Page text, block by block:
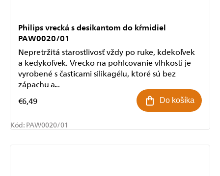
Philips vrecká s desikantom do kŕmidiel
PAW0020/01
€6,49 Do košíka
Nepretržitá starostlivosť vždy po ruke, kdekoľvek
a kedykoľvek. Vrecko na pohlcovanie vlhkosti je
vyrobené s časticami silikagélu, ktoré sú bez
zápachu a...
Kód: PAW0020/01